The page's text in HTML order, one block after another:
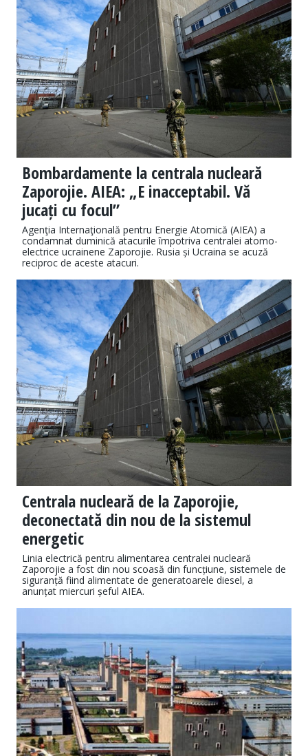
Bombardamente la centrala nucleară
Zaporojie. AIEA: „E inacceptabil. Vă
jucați cu focul”
Agenţia Internaţională pentru Energie Atomică (AIEA) a
condamnat duminică atacurile împotriva centralei atomo-
electrice ucrainene Zaporojie. Rusia și Ucraina se acuză
reciproc de aceste atacuri.
Centrala nucleară de la Zaporojie,
deconectată din nou de la sistemul
energetic
Linia electrică pentru alimentarea centralei nucleară
Zaporojie a fost din nou scoasă din funcțiune, sistemele de
siguranță fiind alimentate de generatoarele diesel, a
anunțat miercuri șeful AIEA.